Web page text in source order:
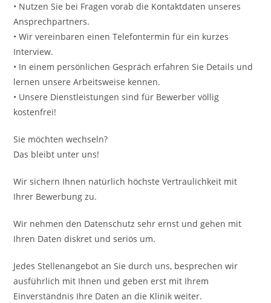
• Nutzen Sie bei Fragen vorab die Kontaktdaten unseres
Ansprechpartners.
• Wir vereinbaren einen Telefontermin für ein kurzes
Interview.
• In einem persönlichen Gespräch erfahren Sie Details und
lernen unsere Arbeitsweise kennen.
• Unsere Dienstleistungen sind für Bewerber völlig
kostenfrei!
Sie möchten wechseln?
Das bleibt unter uns!
Wir sichern Ihnen natürlich höchste Vertraulichkeit mit
Ihrer Bewerbung zu.
Wir nehmen den Datenschutz sehr ernst und gehen mit
Ihren Daten diskret und seriös um.
Jedes Stellenangebot an Sie durch uns, besprechen wir
ausführlich mit Ihnen und geben erst mit Ihrem
Einverständnis Ihre Daten an die Klinik weiter.